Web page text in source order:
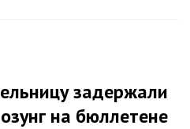
задержали
на бюллетене